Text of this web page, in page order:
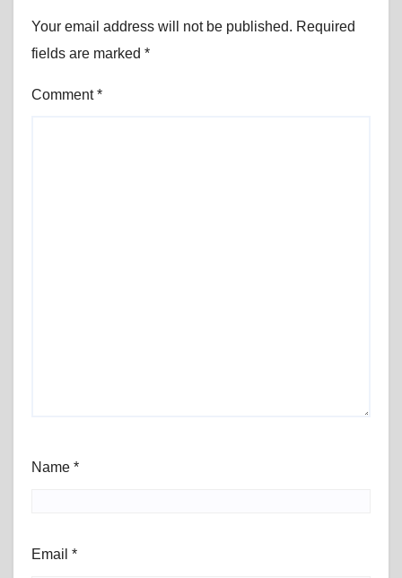
Your email address will not be published. Required
fields are marked *
Comment*
Name *
Email *